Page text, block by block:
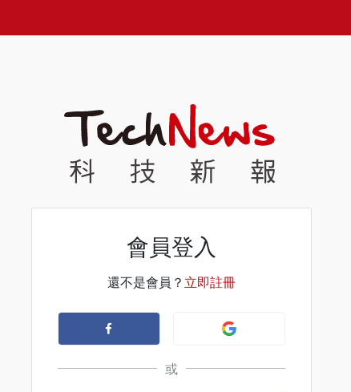
會員登入
還不是會員？ 立即註冊
或